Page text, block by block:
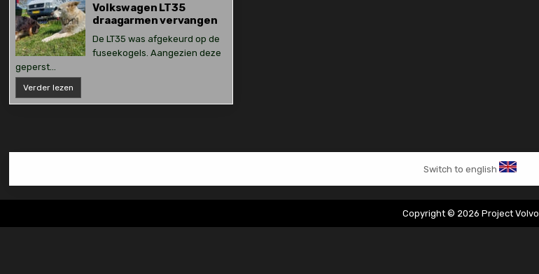
Volkswagen LT35
draagarmen vervangen
De LT35 was afgekeurd op de
fuseekogels. Aangezien deze
geperst…
Verder lezen
LT35
draagarmen
Switch to english
Copyright © 2026 Project Volvo